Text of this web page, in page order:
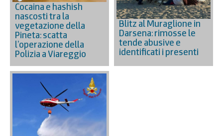
Cocaina e hashish
nascosti tra la
vegetazione della
Pineta: scatta
l’operazione della
Polizia a Viareggio
Blitz al Muraglione in
Darsena: rimosse le
tende abusive e
identificati i presenti